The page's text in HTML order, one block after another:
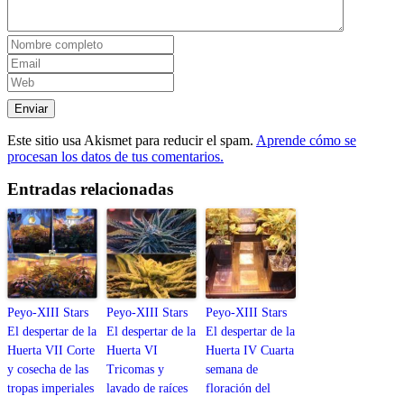
Este sitio usa Akismet para reducir el spam. Aprende cómo se
procesan los datos de tus comentarios.
Entradas relacionadas
Peyo-XIII Stars
El despertar de la
Huerta VII Corte
y cosecha de las
tropas imperiales
Peyo-XIII Stars
El despertar de la
Huerta VI
Tricomas y
lavado de raíces
Peyo-XIII Stars
El despertar de la
Huerta IV Cuarta
semana de
floración del